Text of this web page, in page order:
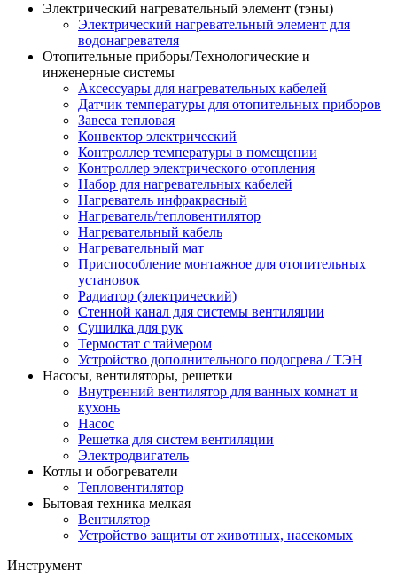
Электрический нагревательный элемент (тэны)
Электрический нагревательный элемент для
водонагревателя
Отопительные приборы/Технологические и
инженерные системы
Аксессуары для нагревательных кабелей
Датчик температуры для отопительных приборов
Завеса тепловая
Конвектор электрический
Контроллер температуры в помещении
Контроллер электрического отопления
Набор для нагревательных кабелей
Нагреватель инфракрасный
Нагреватель/тепловентилятор
Нагревательный кабель
Нагревательный мат
Приспособление монтажное для отопительных
установок
Радиатор (электрический)
Стенной канал для системы вентиляции
Сушилка для рук
Термостат с таймером
Устройство дополнительного подогрева / ТЭН
Насосы, вентиляторы, решетки
Внутренний вентилятор для ванных комнат и
кухонь
Насос
Решетка для систем вентиляции
Электродвигатель
Котлы и обогреватели
Тепловентилятор
Бытовая техника мелкая
Вентилятор
Устройство защиты от животных, насекомых
Инструмент